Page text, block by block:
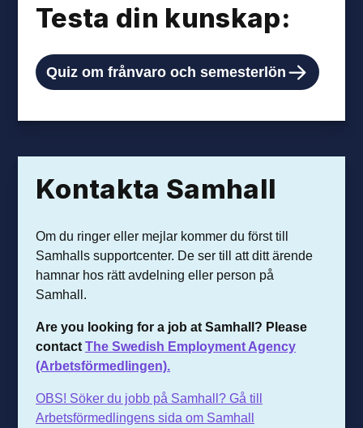
Testa din kunskap:
Quiz om frånvaro och semesterlön
Kontakta Samhall
Om du ringer eller mejlar kommer du först till
Samhalls supportcenter. De ser till att ditt ärende
hamnar hos rätt avdelning eller person på
Samhall.
Are you looking for a job at Samhall? Please
contactThe Swedish Employment Agency
(Arbetsförmedlingen).
OBS! Söker du jobb på Samhall? Gå till
Arbetsförmedlingens sida om Samhall